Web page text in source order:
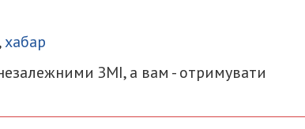
хабар
ЗМІ, а вам - отримувати